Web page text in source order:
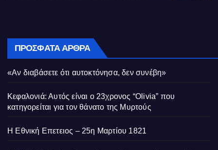
ΠΡΌΣΦΑΤΑ ΆΡΘΡΑ
«Αν διαβάσετε ότι αυτοκτόνησα, δεν συνέβη»
Κεφαλονιά: Αυτός είναι ο 23χρονος “Olivia” που
κατηγορείται για τον θάνατο της Μυρτούς
Η Εθνική Επετειος – 25η Μαρτίου 1821